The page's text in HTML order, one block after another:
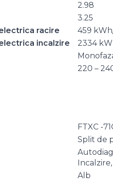
2.98
3.25
racire
459
incalzire
2334
220 –
FTXC -
Split de
Alb